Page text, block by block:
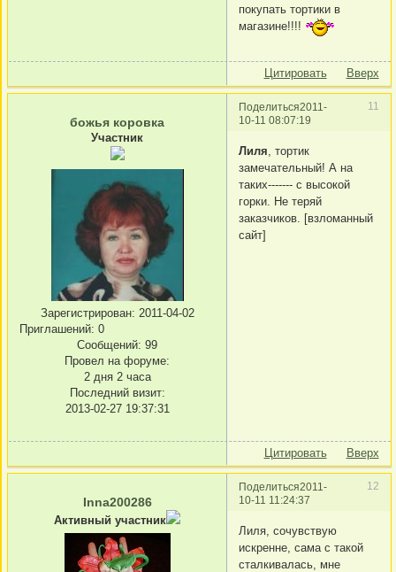
покупать тортики в
магазине!!!!
Цитировать Вверх
Поделиться 11
2011-
10-11 08:07:19
божья коровка
Участник
Зарегистрирован: 2011-04-02
Приглашений: 0
Сообщений: 99
Провел на форуме:
2 дня 2 часа
Последний визит:
2013-02-27 19:37:31
Лиля, тортик
замечательный! А на
таких------- с высокой
горки. Не теряй
заказчиков. [взломанный
сайт]
Цитировать Вверх
Поделиться 12
2011-
10-11 11:24:37
Inna200286
Активный участник
Лиля, сочувствую
искренне, сама с такой
сталкивалась, мне